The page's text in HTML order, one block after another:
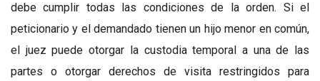
debe cumplir todas las condiciones de la orden. Si el
peticionario y el demandado tienen un hijo menor en común,
el juez puede otorgar la custodia temporal a una de las
partes o otorgar derechos de visita restringidos para